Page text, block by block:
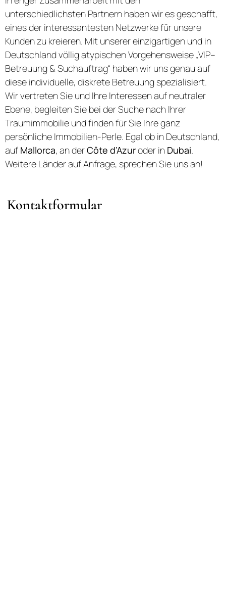
unterschiedlichsten Partnern haben wir es geschafft,
eines der interessantesten Netzwerke für unsere
Kunden zu kreieren. Mit unserer einzigartigen und in
Deutschland völlig atypischen Vorgehensweise „VIP–
Betreuung & Suchauftrag“ haben wir uns genau auf
diese individuelle, diskrete Betreuung spezialisiert.
Wir vertreten Sie und Ihre Interessen auf neutraler
Ebene, begleiten Sie bei der Suche nach Ihrer
Traumimmobilie und finden für Sie Ihre ganz
persönliche Immobilien-Perle. Egal ob in Deutschland,
auf Mallorca, an derCôte d’Azuroder in Dubai
Weitere Länder auf Anfrage, sprechen Sie uns an!
Kontaktformular